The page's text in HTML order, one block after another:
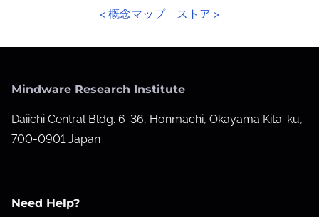
< 概念マップ ストア >
Mindware Research Institute
Daiichi Central Bldg. 6-36, Honmachi, Okayama Kita-ku,
700-0901 Japan
Need Help?